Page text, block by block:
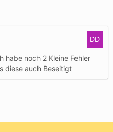
habe noch 2 Kleine Fehler
diese auch Beseitigt